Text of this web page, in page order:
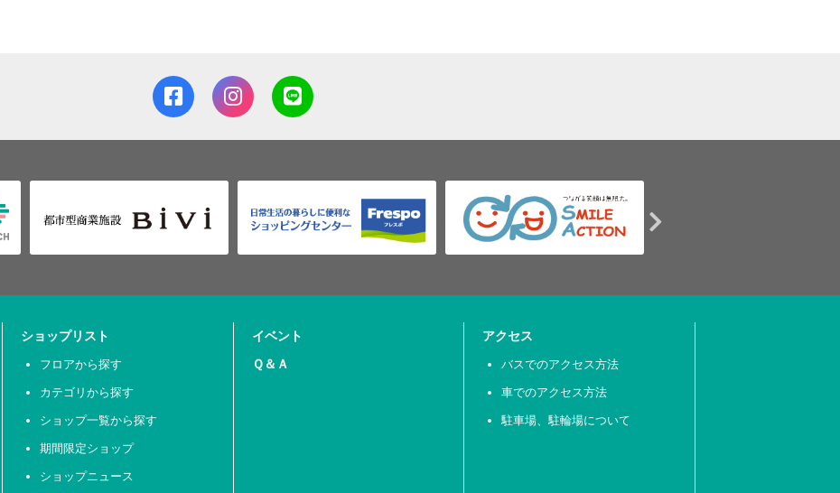
ショップリスト
フロアから探す
カテゴリから探す
ショップ一覧から探す
期間限定ショップ
ショップニュース
イベント
Ｑ＆Ａ
アクセス
バスでのアクセス方法
車でのアクセス方法
駐車場、駐輪場について